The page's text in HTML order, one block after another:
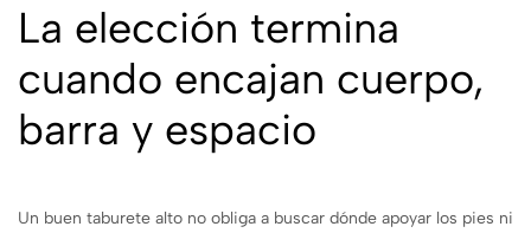
La elección termina
cuando encajan cuerpo,
barra y espacio
Un buen taburete alto no obliga a buscar dónde apoyar los pies ni